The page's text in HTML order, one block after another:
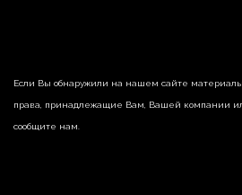
Если Вы обнаружили на нашем сайте
права, принадлежащие Вам, Вашей компании
сообщите нам.